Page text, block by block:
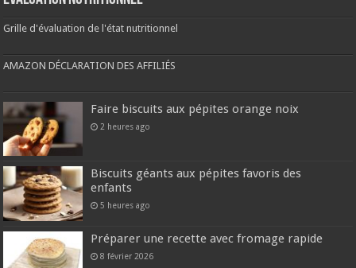
Grille d'évaluation de l'état nutritionnel
AMAZON DÉCLARATION DES AFFILIÉS
Faire biscuits aux pépites orange noix
2 heures ago
Biscuits géants aux pépites favoris des
enfants
5 heures ago
Préparer une recette avec fromage rapide
8 février 2026